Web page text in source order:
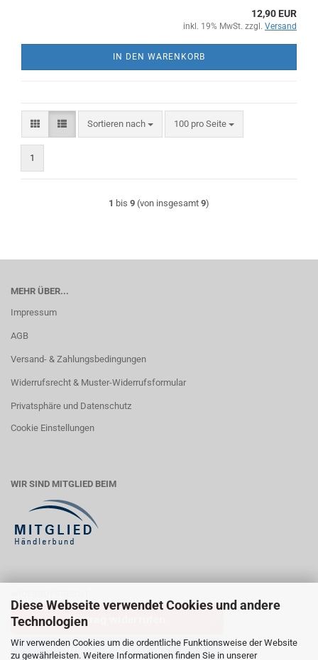
Diese Webseite verwendet Cookies und andere
Technologien
Wir verwenden Cookies um die ordentliche Funktionsweise der Website
zu gewährleisten. Weitere Informationen finden Sie in unserer
12,90 EUR
inkl. 19% MwSt. zzgl. Versand
IN DEN WARENKORB
Sortieren nach
Sortieren nach 100 pro Seite
pro Seite
1
1 bis 9 (von insgesamt 9)
MEHR ÜBER...
Impressum
AGB
Versand- & Zahlungsbedingungen
Widerrufsrecht & Muster-Widerrufsformular
Privatsphäre und Datenschutz
Cookie Einstellungen
WIR SIND MITGLIED BEIM
Vertrag widerrufen
Widerrufsbelehrung